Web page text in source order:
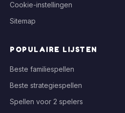
Cookie-instellingen
Sitemap
POPULAIRE LIJSTEN
Beste familiespellen
Beste strategiespellen
Spellen voor 2 spelers